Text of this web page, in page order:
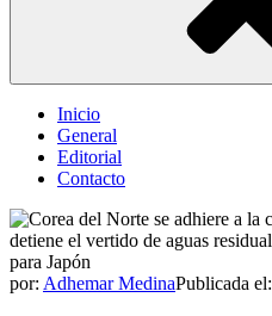
Inicio
General
Editorial
Contacto
por: Adhemar MedinaPublicada el: